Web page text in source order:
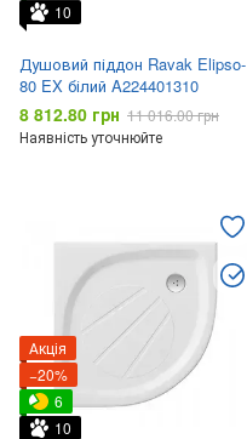
10
Душовий піддон Ravak Elipso-
80 EX білий A224401310
8 812.80 грн 11 016.00 грн
Наявність уточнюйте
Акція
−20%
6
10